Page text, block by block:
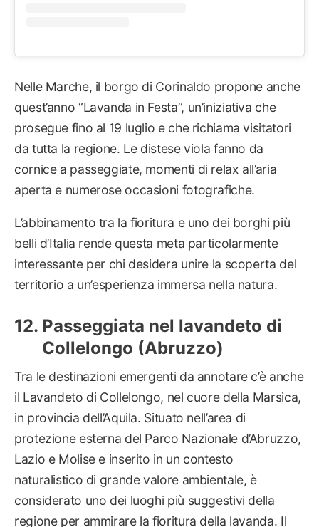
Nelle Marche, il borgo di Corinaldo propone anche
quest’anno “Lavanda in Festa”, un’iniziativa che
prosegue fino al 19 luglio e che richiama visitatori
da tutta la regione. Le distese viola fanno da
cornice a passeggiate, momenti di relax all’aria
aperta e numerose occasioni fotografiche.
L’abbinamento tra la fioritura e uno dei borghi più
belli d’Italia rende questa meta particolarmente
interessante per chi desidera unire la scoperta del
territorio a un’esperienza immersa nella natura.
Passeggiata nel lavandeto di
Collelongo (Abruzzo)
Tra le destinazioni emergenti da annotare c’è anche
il Lavandeto di Collelongo, nel cuore della Marsica,
in provincia dell’Aquila. Situato nell’area di
protezione esterna del Parco Nazionale d’Abruzzo,
Lazio e Molise e inserito in un contesto
naturalistico di grande valore ambientale, è
considerato uno dei luoghi più suggestivi della
regione per ammirare la fioritura della lavanda. Il